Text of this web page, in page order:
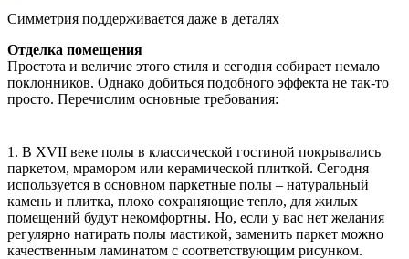
Симметрия поддерживается даже в деталях
Отделка помещения
Простота и величие этого стиля и сегодня собирает немало
поклонников. Однако добиться подобного эффекта не так-то
просто. Перечислим основные требования:
1. В XVII веке полы в классической гостиной покрывались
паркетом, мрамором или керамической плиткой. Сегодня
используется в основном паркетные полы – натуральный
камень и плитка, плохо сохраняющие тепло, для жилых
помещений будут некомфортны. Но, если у вас нет желания
регулярно натирать полы мастикой, заменить паркет можно
качественным ламинатом с соответствующим рисунком.